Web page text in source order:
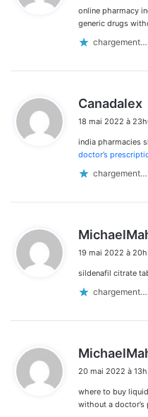
:
online pharmacy
generic drugs
chargement…
Canadalex
t
:
18 mai 2022 à
india pharmacies
doctor’s
chargement…
19 mai 2022 à
sildenafil citrate
chargement…
20 mai 2022 à
where to buy
without a